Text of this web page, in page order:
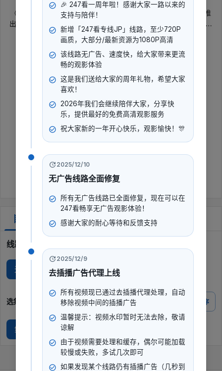
《世界中小学生汉语桥总决赛暨颁奖仪式》是2023年中国大陆推
出的普通话综艺晚会，内容围绕第十六届“汉语桥”世界中学生中文
比赛与第三届“汉语桥”世界小学生中文秀展开。节目记录总决赛阶
段及颁奖仪式，呈现中小学生通过中文交流、展示学习成果的现场
氛围。
展开更多
暂无数据
暂无数据
线路选择
无广Y 无广I
选集 倒序
第1期 : 见证全球总冠军诞生！促进不同文化交融互通
🎉 247看一周年啦！感谢大家一路以来的
支持与陪伴！
新增「247看专线JP」线路，至少720P
画质，大部分/最新资源为1080P高清
该线路无广告、速度快，给大家带来更流
畅的观影体验
这是我们送给大家的周年礼物，希望大家
喜欢！
2026年我们会继续陪伴大家，分享快
乐，提供最好的免费高清观影服务
祝大家新的一年开心快乐，观影愉快！🎊
2025/12/10
无广告线路全面修复
所有无广告线路已全面修复，现在可以在
247看畅享无广告观影体验！
感谢大家的耐心等待和反馈支持
2025/12/9
去插播广告代理上线
所有视频现已通过去插播代理处理，自动
移除视频中间的插播广告
温馨提示：视频水印暂时无法去除，敬请
谅解
由于视频需要处理和缓存，偶尔可能加载
较慢或失败，多试几次即可
如果发现某个线路仍有插播广告（几秒到